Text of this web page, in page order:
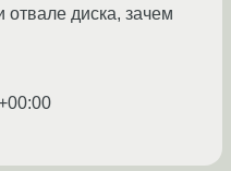
диска, зачем